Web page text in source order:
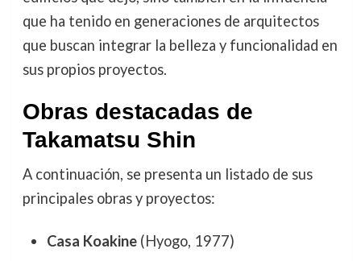
que ha tenido en generaciones de arquitectos
que buscan integrar la belleza y funcionalidad en
sus propios proyectos.
Obras destacadas de
Takamatsu Shin
A continuación, se presenta un listado de sus
principales obras y proyectos:
Casa Koakine(Hyogo, 1977)